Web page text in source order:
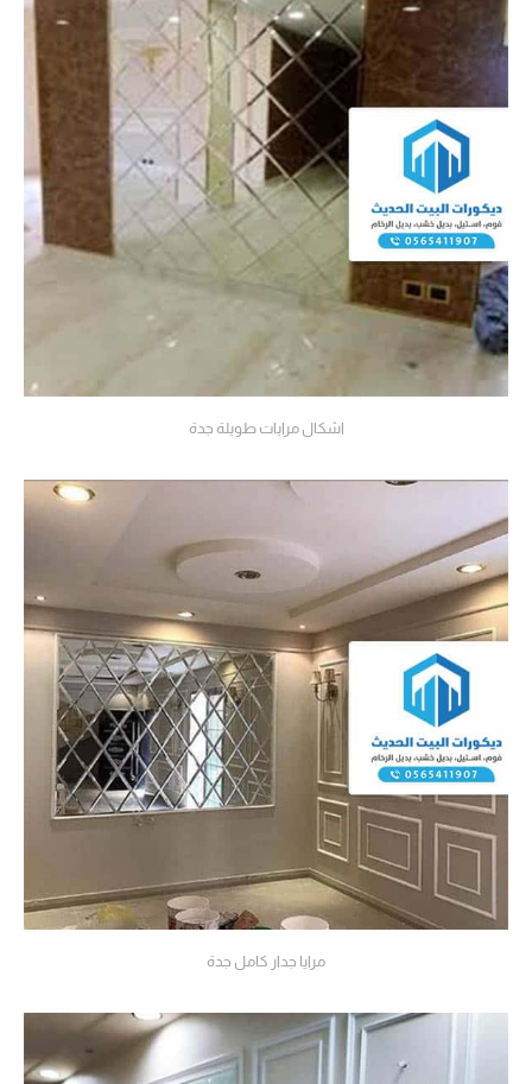
اشكال مرايات طويلة جدة
مرايا جدار كامل جدة